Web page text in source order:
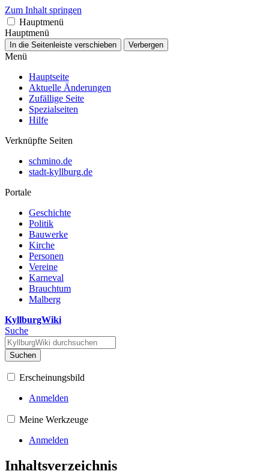
Zum Inhalt springen
Hauptmenü
Hauptmenü
In die Seitenleiste verschieben Verbergen
Menü
Hauptseite
Aktuelle Änderungen
Zufällige Seite
Spezialseiten
Hilfe
Verknüpfte Seiten
schmino.de
stadt-kyllburg.de
Portale
Geschichte
Politik
Bauwerke
Kirche
Personen
Vereine
Karneval
Brauchtum
Malberg
KyllburgWiki
Suche
Suchen
Erscheinungsbild
Anmelden
Meine Werkzeuge
Anmelden
Inhaltsverzeichnis